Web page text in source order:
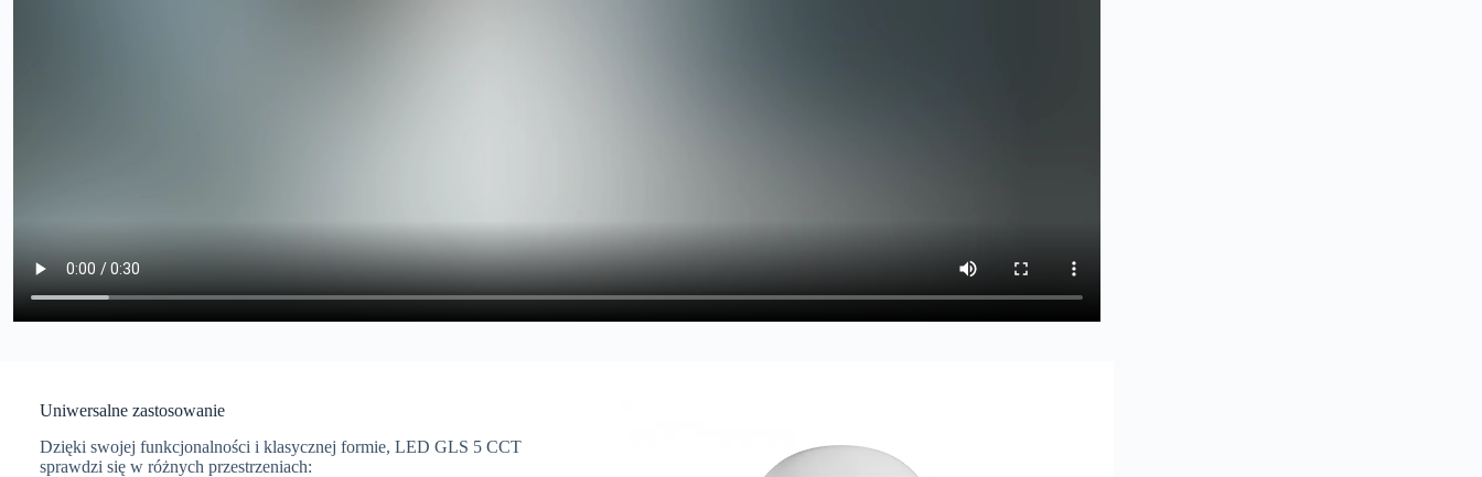
Uniwersalne zastosowanie
Dzięki swojej funkcjonalności i klasycznej formie, LED GLS 5 CCT
sprawdzi się w różnych przestrzeniach: